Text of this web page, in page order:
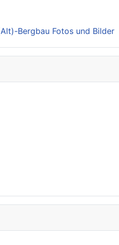
Bergbau Fotos und Bilder